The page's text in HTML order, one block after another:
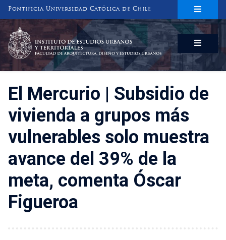
Pontificia Universidad Católica de Chile
INSTITUTO DE ESTUDIOS URBANOS
Y TERRITORIALES
FACULTAD DE ARQUITECTURA, DISEÑO Y ESTUDIOS URBANOS
El Mercurio | Subsidio de
vivienda a grupos más
vulnerables solo muestra
avance del 39% de la
meta, comenta Óscar
Figueroa